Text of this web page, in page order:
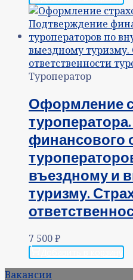
Туроператор
Оформление
финансового
въездному и
туризму.
7 500₽
Вакансии